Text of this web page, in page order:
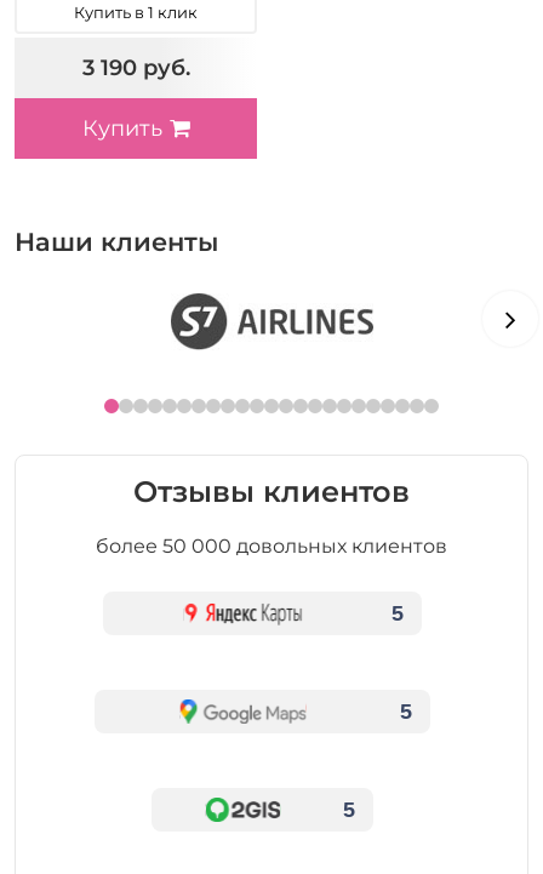
Купить в 1 клик
3 190 руб.
Купить
Наши клиенты
Отзывы клиентов
более 50 000 довольных клиентов
5
5
5